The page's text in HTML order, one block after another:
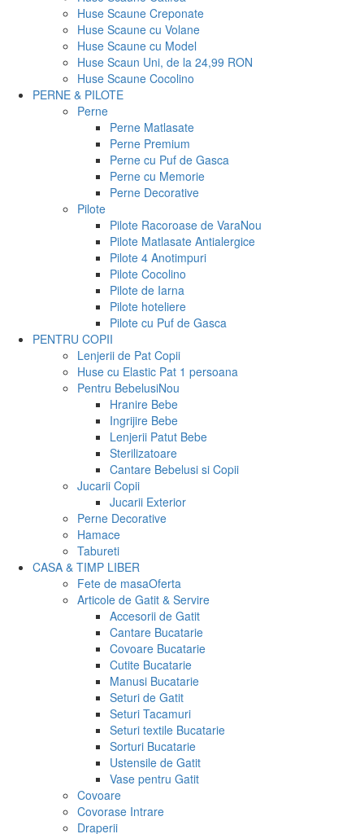
Huse Scaune Creponate
Huse Scaune cu Volane
Huse Scaune cu Model
Huse Scaun Uni, de la 24,99 RON
Huse Scaune Cocolino
PERNE & PILOTE
Perne
Perne Matlasate
Perne Premium
Perne cu Puf de Gasca
Perne cu Memorie
Perne Decorative
Pilote
Pilote Racoroase de VaraNou
Pilote Matlasate Antialergice
Pilote 4 Anotimpuri
Pilote Cocolino
Pilote de Iarna
Pilote hoteliere
Pilote cu Puf de Gasca
PENTRU COPII
Lenjerii de Pat Copii
Huse cu Elastic Pat 1 persoana
Pentru BebelusiNou
Hranire Bebe
Ingrijire Bebe
Lenjerii Patut Bebe
Sterilizatoare
Cantare Bebelusi si Copii
Jucarii Copii
Jucarii Exterior
Perne Decorative
Hamace
Tabureti
CASA & TIMP LIBER
Fete de masaOferta
Articole de Gatit & Servire
Accesorii de Gatit
Cantare Bucatarie
Covoare Bucatarie
Cutite Bucatarie
Manusi Bucatarie
Seturi de Gatit
Seturi Tacamuri
Seturi textile Bucatarie
Sorturi Bucatarie
Ustensile de Gatit
Vase pentru Gatit
Covoare
Covorase Intrare
Draperii